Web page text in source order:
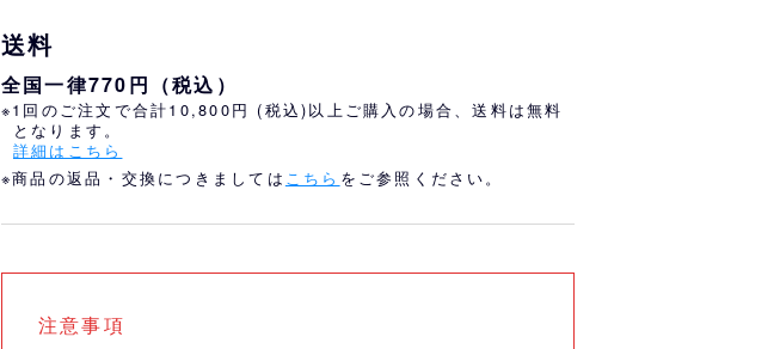
送料
全国一律770円（税込）
※1回のご注文で合計10,800円 (税込)以上ご購入の場合、送料は無料
となります。
詳細はこちら
※商品の返品・交換につきましては こちら をご参照ください。
注意事項